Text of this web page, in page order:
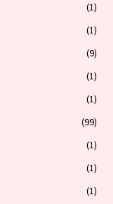
(1)
(1)
(9)
(1)
(1)
(99)
(1)
(1)
(1)